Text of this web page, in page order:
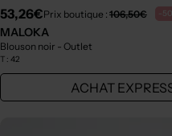
53,26€Prix boutique : 106,50€ -
MALOKA
Blouson noir - Outlet
T : 42
ACHAT